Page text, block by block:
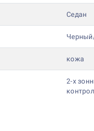
Седан
кожа
2-х